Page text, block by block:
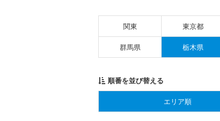
関東 東京都
群馬県 栃木県
順番を並び替える
エリア順